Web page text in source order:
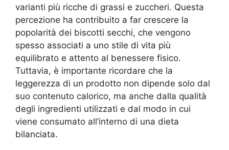
varianti più ricche di grassi e zuccheri. Questa
percezione ha contribuito a far crescere la
popolarità dei biscotti secchi, che vengono
spesso associati a uno stile di vita più
equilibrato e attento al benessere fisico.
Tuttavia, è importante ricordare che la
leggerezza di un prodotto non dipende solo dal
suo contenuto calorico, ma anche dalla qualità
degli ingredienti utilizzati e dal modo in cui
viene consumato all’interno di una dieta
bilanciata.